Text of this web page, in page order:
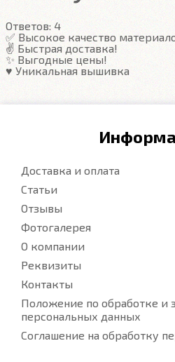
Подробнее
Ответов: 4
✅ Высокое качество
✌️ Быстрая доставка!
✨ Выгодные цены!
♥️ Уникальная вышивка
Доставка и оплата
Статьи
Отзывы
Фотогалерея
О компании
Реквизиты
Контакты
Положение по обработке и
персональных данных
Соглашение на обработку